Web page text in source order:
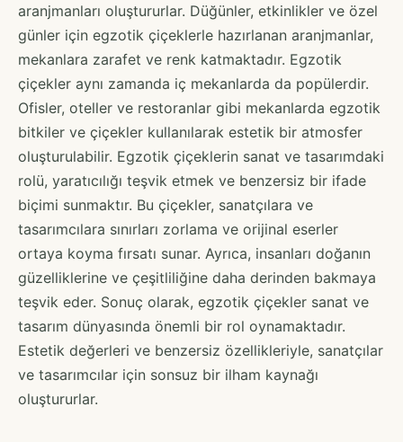
aranjmanları oluştururlar. Düğünler, etkinlikler ve özel
günler için egzotik çiçeklerle hazırlanan aranjmanlar,
mekanlara zarafet ve renk katmaktadır. Egzotik
çiçekler aynı zamanda iç mekanlarda da popülerdir.
Ofisler, oteller ve restoranlar gibi mekanlarda egzotik
bitkiler ve çiçekler kullanılarak estetik bir atmosfer
oluşturulabilir. Egzotik çiçeklerin sanat ve tasarımdaki
rolü, yaratıcılığı teşvik etmek ve benzersiz bir ifade
biçimi sunmaktır. Bu çiçekler, sanatçılara ve
tasarımcılara sınırları zorlama ve orijinal eserler
ortaya koyma fırsatı sunar. Ayrıca, insanları doğanın
güzelliklerine ve çeşitliliğine daha derinden bakmaya
teşvik eder. Sonuç olarak, egzotik çiçekler sanat ve
tasarım dünyasında önemli bir rol oynamaktadır.
Estetik değerleri ve benzersiz özellikleriyle, sanatçılar
ve tasarımcılar için sonsuz bir ilham kaynağı
oluştururlar.